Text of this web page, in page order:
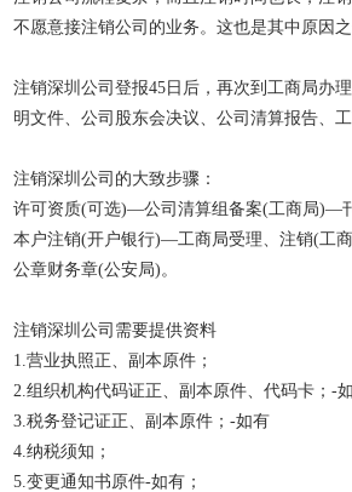
不愿意接注销公司的业务。这也是其中原因之
注销深圳公司 登报45 日后，再次到工商局办
明文件、公司股东会决议、公司清算报告、
注销深圳公司的大致步骤：
许可资质(可选)—公司清算组备案(工商局)—
本户注销(开户银行)—工商局受理、注销(工
公章财务章(公安局)。
注销深圳公司需要提供资料
1.营业执照正、副本原件；
2.组织机构代码证正、副本原件、代码卡； -
3.税务登记证正、副本原件； -如有
4.纳税须知；
5.变更通知书原件-如有；